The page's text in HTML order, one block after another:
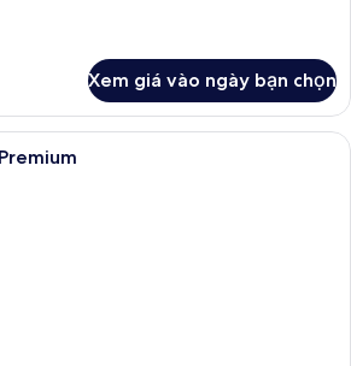
Xem giá vào ngày bạn chọn
Bộ đồ giường kháng dị ứng,